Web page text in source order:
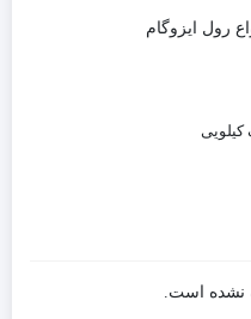
رول ایزوگام
کیلویی
نشده است.